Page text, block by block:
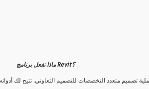
ماذا تفعل برنامج Revit؟